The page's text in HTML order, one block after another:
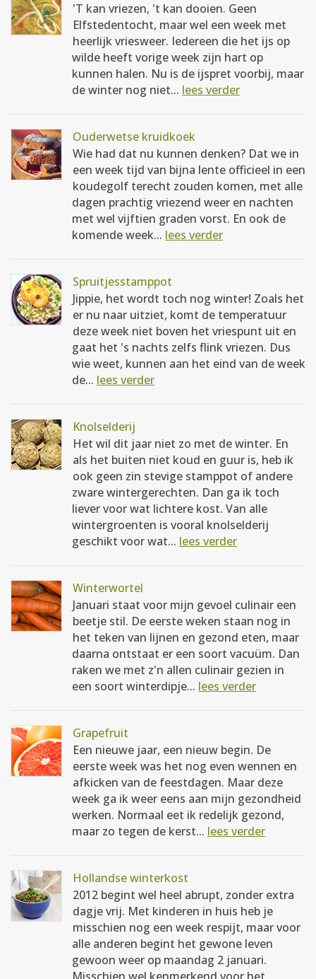
'T kan vriezen, 't kan dooien. Geen
Elfstedentocht, maar wel een week met
heerlijk vriesweer. Iedereen die het ijs op
wilde heeft vorige week zijn hart op
kunnen halen. Nu is de ijspret voorbij, maar
de winter nog niet... lees verder
Ouderwetse kruidkoek
Wie had dat nu kunnen denken? Dat we in
een week tijd van bijna lente officieel in een
koudegolf terecht zouden komen, met alle
dagen prachtig vriezend weer en nachten
met wel vijftien graden vorst. En ook de
komende week... lees verder
Spruitjesstamppot
Jippie, het wordt toch nog winter! Zoals het
er nu naar uitziet, komt de temperatuur
deze week niet boven het vriespunt uit en
gaat het 's nachts zelfs flink vriezen. Dus
wie weet, kunnen aan het eind van de week
de... lees verder
Knolselderij
Het wil dit jaar niet zo met de winter. En
als het buiten niet koud en guur is, heb ik
ook geen zin stevige stamppot of andere
zware wintergerechten. Dan ga ik toch
liever voor wat lichtere kost. Van alle
wintergroenten is vooral knolselderij
geschikt voor wat... lees verder
Winterwortel
Januari staat voor mijn gevoel culinair een
beetje stil. De eerste weken staan nog in
het teken van lijnen en gezond eten, maar
daarna ontstaat er een soort vacuüm. Dan
raken we met z'n allen culinair gezien in
een soort winterdipje... lees verder
Grapefruit
Een nieuwe jaar, een nieuw begin. De
eerste week was het nog even wennen en
afkicken van de feestdagen. Maar deze
week ga ik weer eens aan mijn gezondheid
werken. Normaal eet ik redelijk gezond,
maar zo tegen de kerst... lees verder
Hollandse winterkost
2012 begint wel heel abrupt, zonder extra
dagje vrij. Met kinderen in huis heb je
misschien nog een week respijt, maar voor
alle anderen begint het gewone leven
gewoon weer op maandag 2 januari.